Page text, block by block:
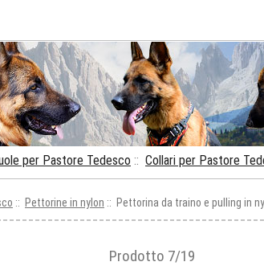
per Pastore Tedesco :: Collari per Pastore
:: Pettorine in nylon :: Pettorina da traino e pulling in
Prodotto 7/19